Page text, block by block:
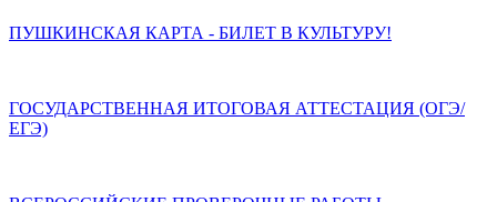
ПУШКИНСКАЯ КАРТА - БИЛЕТ В КУЛЬТУРУ!
ГОСУДАРСТВЕННАЯ ИТОГОВАЯ АТТЕСТАЦИЯ (ОГЭ/
ЕГЭ)